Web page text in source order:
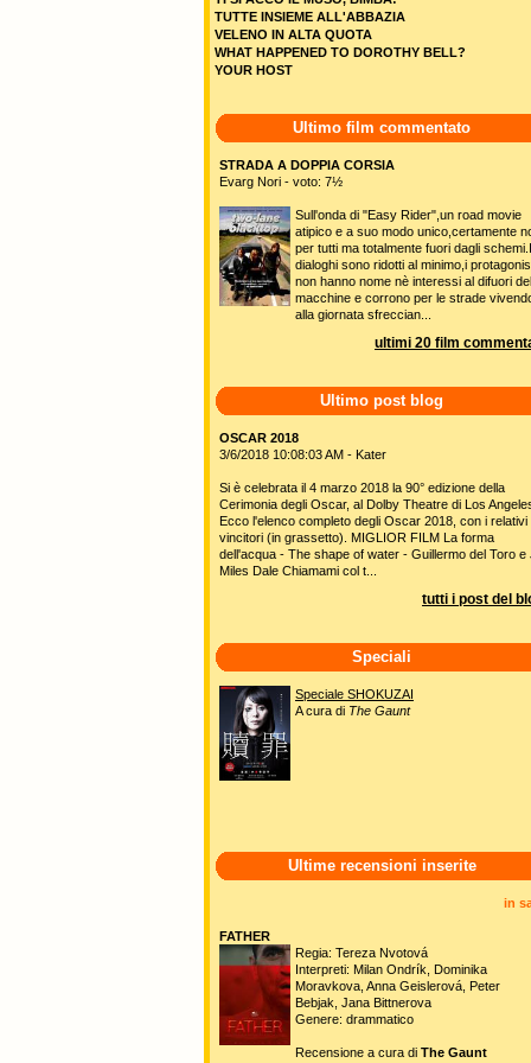
TUTTE INSIEME ALL'ABBAZIA
VELENO IN ALTA QUOTA
WHAT HAPPENED TO DOROTHY BELL?
YOUR HOST
Ultimo film commentato
STRADA A DOPPIA CORSIA
Evarg Nori - voto: 7½
Sull'onda di "Easy Rider",un road movie
atipico e a suo modo unico,certamente
per tutti ma totalmente fuori dagli schemi.I
dialoghi sono ridotti al minimo,i
non hanno nome nè interessi al difuori
macchine e corrono per le strade
alla giornata sfreccian...
ultimi 20 film
Ultimo post blog
OSCAR 2018
3/6/2018 10:08:03 AM - Kater
Si è celebrata il 4 marzo 2018 la 90° edizione della
Cerimonia degli Oscar, al Dolby Theatre di Los
Ecco l'elenco completo degli Oscar 2018, con i relativi
vincitori (in grassetto). MIGLIOR FILM La forma
dell'acqua - The shape of water - Guillermo del Toro e
Miles Dale Chiamami col t...
tutti i post del
Speciali
Speciale SHOKUZAI
A cura di The Gaunt
Ultime recensioni inserite
in
FATHER
Regia: Tereza Nvotová
Interpreti: Milan Ondrík, Dominika
Moravkova, Anna Geislerová, Peter
Bebjak, Jana Bittnerova
Genere: drammatico
Recensione a cura di The Gaunt